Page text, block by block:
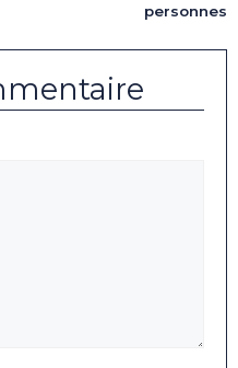
personnes